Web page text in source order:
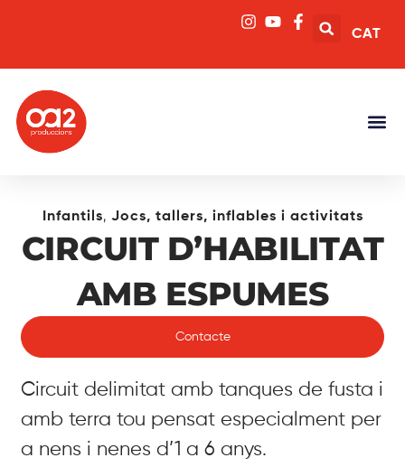
CAT
Infantils, Jocs, tallers, inflables i activitats
CIRCUIT D’HABILITAT
AMB ESPUMES
Contacte
Circuit delimitat amb tanques de fusta i
amb terra tou pensat especialment per
a nens i nenes d’1 a 6 anys.